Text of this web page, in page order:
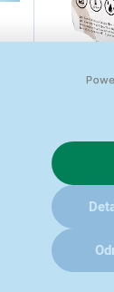
Retlux
Textilná
metrov, šírky
prírodného
vnútorné aj
proti UV
v 70